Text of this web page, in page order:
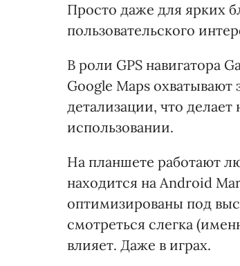
Просто даже для ярких
пользовательского
В роли GPS навигатора
Google Maps
детализации, что
использовании.
На планшете работают
находится на Android
оптимизированы под
смотреться слегка
влияет. Даже в играх.